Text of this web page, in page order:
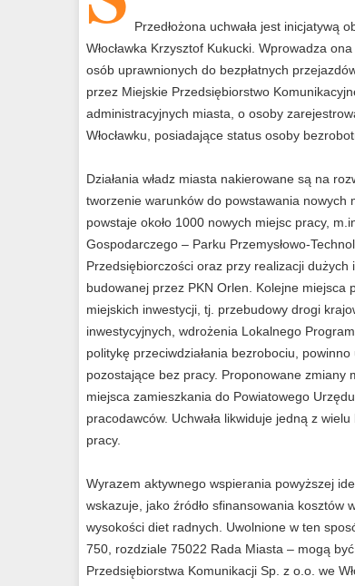
Przedłożona uchwała jest inicjatywą
Włocławka Krzysztof Kukucki. Wprowadza
osób uprawnionych do bezpłatnych
przez Miejskie Przedsiębiorstwo
administracyjnych miasta, o osoby
Włocławku, posiadające status osoby
Działania władz miasta nakierowane są na
tworzenie warunków do powstawania nowych
powstaje około 1000 nowych miejsc pracy,
Gospodarczego – Parku Przemysłowo-
Przedsiębiorczości oraz przy realizacji
budowanej przez PKN Orlen. Kolejne miejsca
miejskich inwestycji, tj. przebudowy drogi
inwestycyjnych, wdrożenia Lokalnego
politykę przeciwdziałania bezrobociu,
pozostające bez pracy. Proponowane zmiany
miejsca zamieszkania do Powiatowego
pracodawców. Uchwała likwiduje jedną z
pracy.
Wyrazem aktywnego wspierania powyższej
wskazuje, jako źródło sfinansowania kosztów
wysokości diet radnych. Uwolnione w ten
750, rozdziale 75022 Rada Miasta – mogą
Przedsiębiorstwa Komunikacji Sp. z o.o. we